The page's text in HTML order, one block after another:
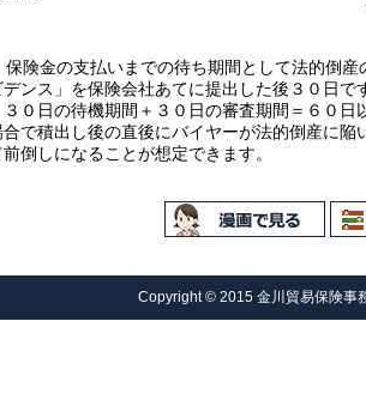
険金の支払いまでの待ち期間として法的倒
ンス」を保険会社あてに提出した後３０日
０日の待機期間＋３０日の審査期間＝６０
で積出し後の直後にバイヤーが法的倒産に
倒しになることが想定できます。
Copyright © 2015 金川貿易保険事